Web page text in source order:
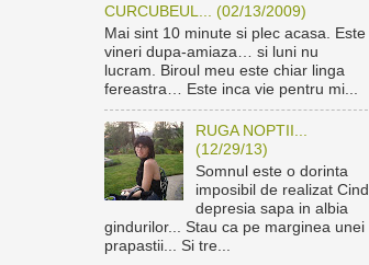
CURCUBEUL... (02/13/2009)
Mai sint 10 minute si plec acasa. Este
vineri dupa-amiaza… si luni nu
lucram. Biroul meu este chiar linga
fereastra… Este inca vie pentru mi...
RUGA NOPTII...
(12/29/13)
Somnul este o dorinta
imposibil de realizat Cind
depresia sapa in albia
gindurilor... Stau ca pe marginea unei
prapastii... Si tre...